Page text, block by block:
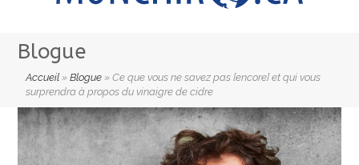
Blogue
Accueil »Blogue »Ce que vous ne savez pas [encore] et qui vous
surprendra à propos du vinaigre de cidre